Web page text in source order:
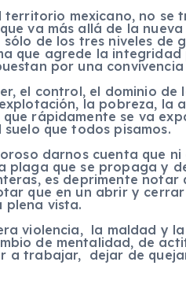
mexicano, no se
va más allá de la
de los tres niveles de
que agrede la
por una
el control, el dominio
la pobreza, la
que rápidamente se va
que todos pisamos.
darnos cuenta que
plaga que se propaga y
es deprimente notar
que en un abrir y
plena vista.
violencia, la maldad y
de mentalidad, de
a trabajar, dejar de